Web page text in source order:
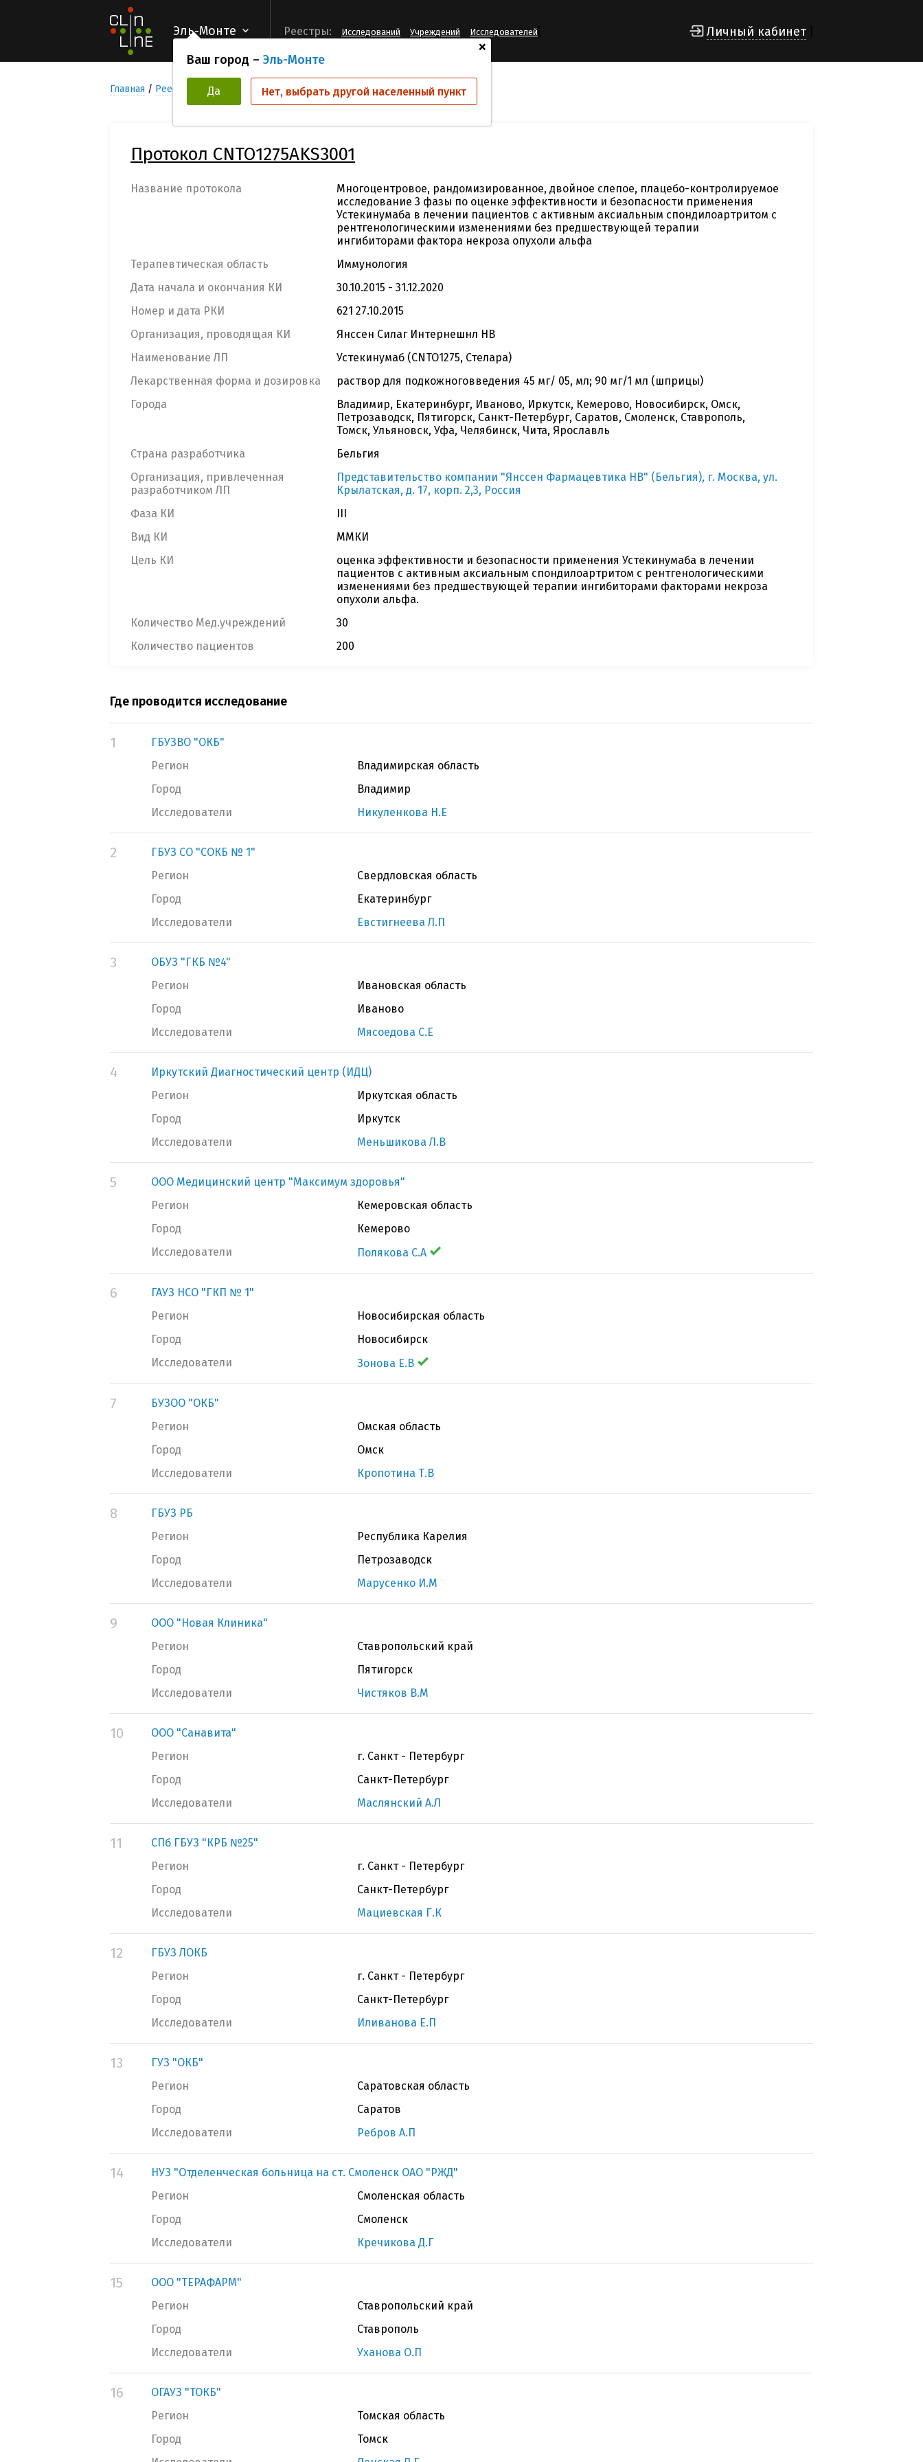
Эль-Монте
+
Ваш город – Эль-Монте
Да Нет, выбрать другой населенный пункт
Реестры: Исследований Учреждений Исследователей Личный кабинет
Главная Реестр Клинических исследований CNTO1275AKS3001
Протокол CNTO1275AKS3001
Название протокола
Многоцентровое, рандомизированное, двойное слепое, плацебо-контролируемое
исследование 3 фазы по оценке эффективности и безопасности применения
Устекинумаба в лечении пациентов с активным аксиальным спондилоартритом с
рентгенологическими изменениями без предшествующей терапии
ингибиторами фактора некроза опухоли альфа
Терапевтическая область
Иммунология
Дата начала и окончания КИ
30.10.2015 - 31.12.2020
Номер и дата РКИ
621 27.10.2015
Организация, проводящая КИ
Янссен Силаг Интернешнл НВ
Наименование ЛП
Устекинумаб (CNTO1275, Стелара)
Лекарственная форма и дозировка
раствор для подкожноговведения 45 мг/ 05, мл; 90 мг/1 мл (шприцы)
Города
Владимир, Екатеринбург, Иваново, Иркутск, Кемерово, Новосибирск, Омск,
Петрозаводск, Пятигорск, Санкт-Петербург, Саратов, Смоленск, Ставрополь,
Томск, Ульяновск, Уфа, Челябинск, Чита, Ярославль
Страна разработчика
Бельгия
Организация, привлеченная
разработчиком ЛП
Представительство компании "Янссен Фармацевтика НВ" (Бельгия), г. Москва, ул.
Крылатская, д. 17, корп. 2,3, Россия
Фаза КИ
III
Вид КИ
ММКИ
Цель КИ
оценка эффективности и безопасности применения Устекинумаба в лечении
пациентов с активным аксиальным спондилоартритом с рентгенологическими
изменениями без предшествующей терапии ингибиторами факторами некроза
опухоли альфа.
Количество Мед.учреждений
30
Количество пациентов
200
Где проводится исследование
1
ГБУЗВО "ОКБ"
Регион
Владимирская область
Город
Владимир
Исследователи
Никуленкова Н.Е
2
ГБУЗ СО "СОКБ № 1"
Регион
Свердловская область
Город
Екатеринбург
Исследователи
Евстигнеева Л.П
3
ОБУЗ "ГКБ №4"
Регион
Ивановская область
Город
Иваново
Исследователи
Мясоедова С.Е
4
Иркутский Диагностический центр (ИДЦ)
Регион
Иркутская область
Город
Иркутск
Исследователи
Меньшикова Л.В
5
ООО Медицинский центр "Максимум здоровья"
Регион
Кемеровская область
Город
Кемерово
Исследователи
Полякова С.А
6
ГАУЗ НСО "ГКП № 1"
Регион
Новосибирская область
Город
Новосибирск
Исследователи
Зонова Е.В
7
БУЗОО "ОКБ"
Регион
Омская область
Город
Омск
Исследователи
Кропотина Т.В
8
ГБУЗ РБ
Регион
Республика Карелия
Город
Петрозаводск
Исследователи
Марусенко И.М
9
ООО "Новая Клиника"
Регион
Ставропольский край
Город
Пятигорск
Исследователи
Чистяков В.М
10
ООО "Санавита"
Регион
г. Санкт - Петербург
Город
Санкт-Петербург
Исследователи
Маслянский А.Л
11
СПб ГБУЗ "КРБ №25"
Регион
г. Санкт - Петербург
Город
Санкт-Петербург
Исследователи
Мациевская Г.К
12
ГБУЗ ЛОКБ
Регион
г. Санкт - Петербург
Город
Санкт-Петербург
Исследователи
Иливанова Е.П
13
ГУЗ "ОКБ"
Регион
Саратовская область
Город
Саратов
Исследователи
Ребров А.П
14
НУЗ "Отделенческая больница на ст. Смоленск ОАО "РЖД"
Регион
Смоленская область
Город
Смоленск
Исследователи
Кречикова Д.Г
15
ООО "ТЕРАФАРМ"
Регион
Ставропольский край
Город
Ставрополь
Исследователи
Уханова О.П
16
ОГАУЗ "ТОКБ"
Регион
Томская область
Город
Томск